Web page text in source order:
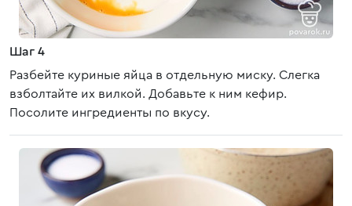
Шаг 4
Разбейте куриные яйца в отдельную миску. Слегка
взболтайте их вилкой. Добавьте к ним кефир.
Посолите ингредиенты по вкусу.